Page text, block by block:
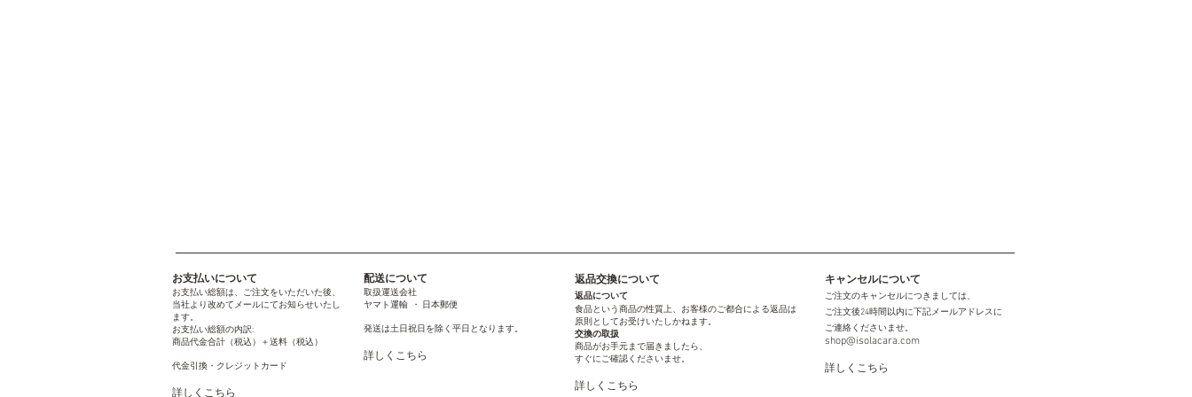
お支払いについて
お支払い総額は、ご注文をいただいた後、
当社より改めてメールにてお知らせいたし
ます。
お支払い総額の内訳:
商品代金合計（税込）＋送料（税込）
代金引換・クレジットカード
詳しくこちら
配送について
取扱運送会社
ヤマト運輸 ・ 日本郵便
発送は土日祝日を除く平日となります。
詳しくこちら
返品交換について
返品について
食品という商品の性質上、お客様のご都合による返品は
原則としてお受けいたしかねます。
交換の取扱
商品がお手元まで届きましたら、
すぐにご確認くださいませ。
詳しくこちら
キャンセルについて
ご注文のキャンセルにつきましては、
ご注文後24時間以内に下記メールアドレスに
ご連絡くださいませ。
shop@isolacara.com
詳しくこちら